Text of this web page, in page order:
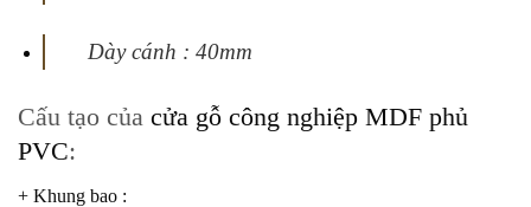
Dày cánh : 40mm
Cấu tạo của cửa gỗ công nghiệp MDF phủ
PVC:
+ Khung bao :